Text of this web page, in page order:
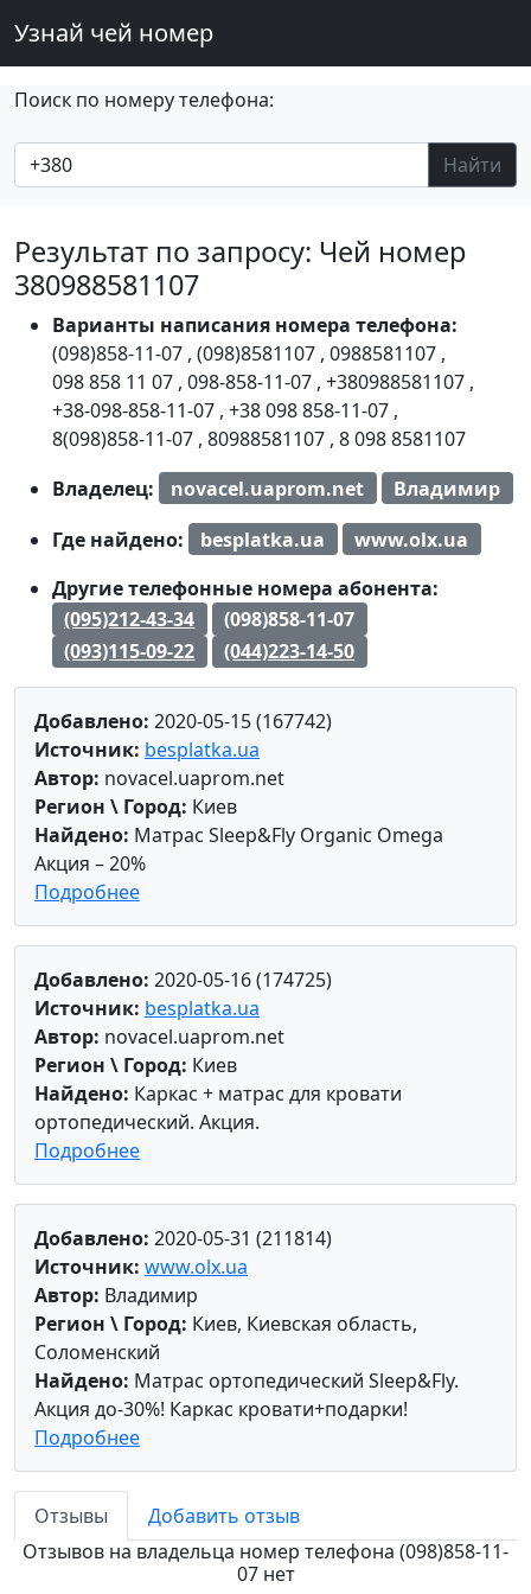
Узнай чей номер
Поиск по номеру телефона:
Найти
Результат по запросу: Чей номер
380988581107
Варианты написания номера телефона:
(098)858-11-07 , (098)8581107 , 0988581107 ,
098 858 11 07 , 098-858-11-07 , +380988581107 ,
+38-098-858-11-07 , +38 098 858-11-07 ,
8(098)858-11-07 , 80988581107 , 8 098 8581107
Владелец:
novacel.uaprom.net
Владимир
Где найдено:
besplatka.ua
www.olx.ua
Другие телефонные номера абонента:
(095)212-43-34
(098)858-11-07
(093)115-09-22
(044)223-14-50
Добавлено: 2020-05-15 (167742)
Источник: besplatka.ua
Автор: novacel.uaprom.net
Регион \ Город: Киев
Найдено: Матрас Sleep&Fly Organic Omega
Акция – 20%
Подробнее
Добавлено: 2020-05-16 (174725)
Источник: besplatka.ua
Автор: novacel.uaprom.net
Регион \ Город: Киев
Найдено: Каркас + матрас для кровати
ортопедический. Акция.
Подробнее
Добавлено: 2020-05-31 (211814)
Источник: www.olx.ua
Автор: Владимир
Регион \ Город: Киев, Киевская область,
Соломенский
Найдено: Матраc ортопедический Sleep&Fly.
Акция до-30%! Каркас кровати+подарки!
Подробнее
Отзывы
Добавить отзыв
Отзывов на владельца номер телефона (098)858-11-
07 нет